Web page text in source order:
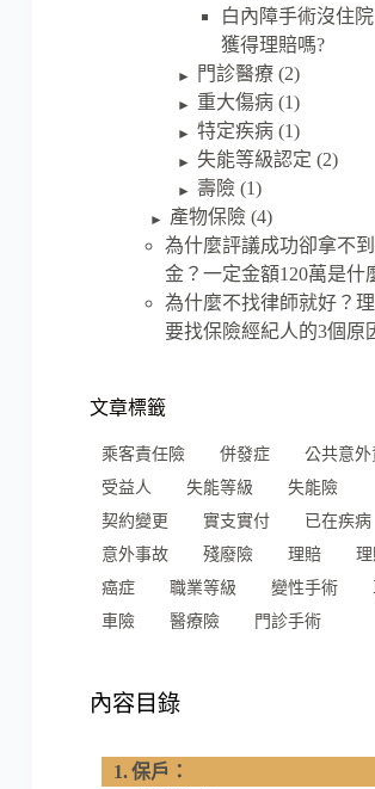
白內障手術沒住
獲得理賠嗎?
► 門診醫療 (2)
► 重大傷病 (1)
► 特定疾病 (1)
► 失能等級認定 (2)
► 壽險 (1)
► 產物保險(4)
為什麼評議成功卻拿不
金？一定金額120萬是什
為什麼不找律師就好？
要找保險經紀人的3個原
文章標籤
乘客責任險 併發症
公共意外
受益人
失能等級
失能險
契約變更
實支實付
已在疾病
意外事故
殘廢險 理賠
癌症
職業等級 變性手術
車險
醫療險 門診手術
內容目錄
保戶：